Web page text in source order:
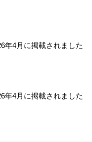
年4月に掲載されました
年4月に掲載されました